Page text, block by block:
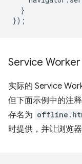
}
});
Service Worker
实际的 Service
但下面示例中的注
存名为
时提供，并让浏览